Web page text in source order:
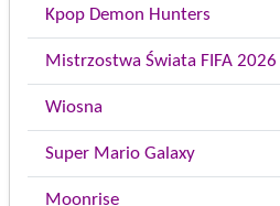
Kpop Demon Hunters
Mistrzostwa Świata FIFA 2026
Wiosna
Super Mario Galaxy
Moonrise